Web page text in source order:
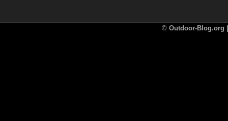
© Outdoor-Blog.org